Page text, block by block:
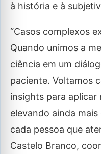
à história e à
“Casos complexos
Quando unimos a
ciência em um
paciente. Voltamos
insights para aplicar
elevando ainda
cada pessoa que
Castelo Branco,